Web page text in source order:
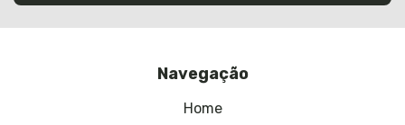
Navegação
Home